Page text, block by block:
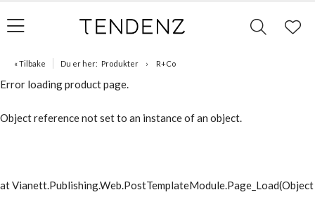
« Tilbake Du er her: Produkter R+Co
Error loading product page.
Object reference not set to an instance of an object.
at Vianett.Publishing.Web.PostTemplateModule.Page_Load(Object